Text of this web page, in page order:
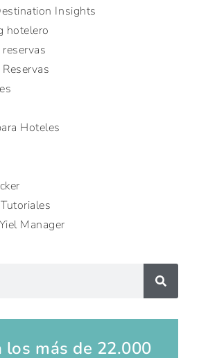
Insights
hotelero
Hoteles
Manager
los más de 22.000